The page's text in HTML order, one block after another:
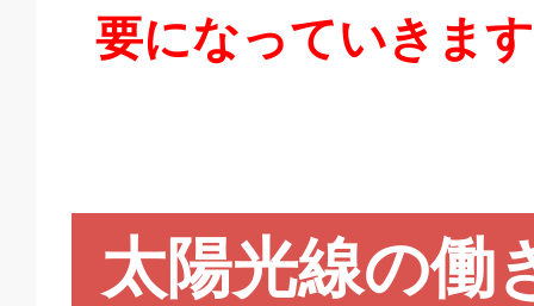
要になっていきま
太陽光線の働